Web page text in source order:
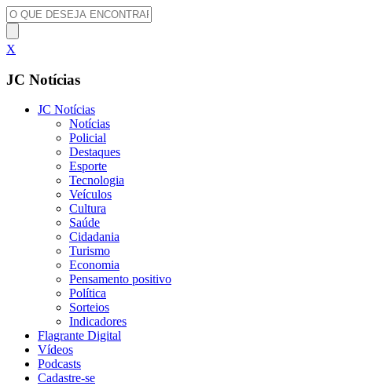
X
JC Notícias
JC Notícias
Notícias
Policial
Destaques
Esporte
Tecnologia
Veículos
Cultura
Saúde
Cidadania
Turismo
Economia
Pensamento positivo
Política
Sorteios
Indicadores
Flagrante Digital
Vídeos
Podcasts
Cadastre-se